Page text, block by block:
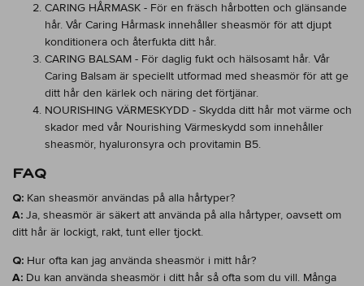
CARING HÅRMASK - För en fräsch hårbotten och glänsande
hår. Vår Caring Hårmask innehåller sheasmör för att djupt
konditionera och återfukta ditt hår.
CARING BALSAM - För daglig fukt och hälsosamt hår. Vår
Caring Balsam är speciellt utformad med sheasmör för att ge
ditt hår den kärlek och näring det förtjänar.
NOURISHING VÄRMESKYDD - Skydda ditt hår mot värme och
skador med vår Nourishing Värmeskydd som innehåller
sheasmör, hyaluronsyra och provitamin B5.
FAQ
Q: Kan sheasmör användas på alla hårtyper?
A: Ja, sheasmör är säkert att använda på alla hårtyper, oavsett om
ditt hår är lockigt, rakt, tunt eller tjockt.
Q: Hur ofta kan jag använda sheasmör i mitt hår?
A: Du kan använda sheasmör i ditt hår så ofta som du vill. Många